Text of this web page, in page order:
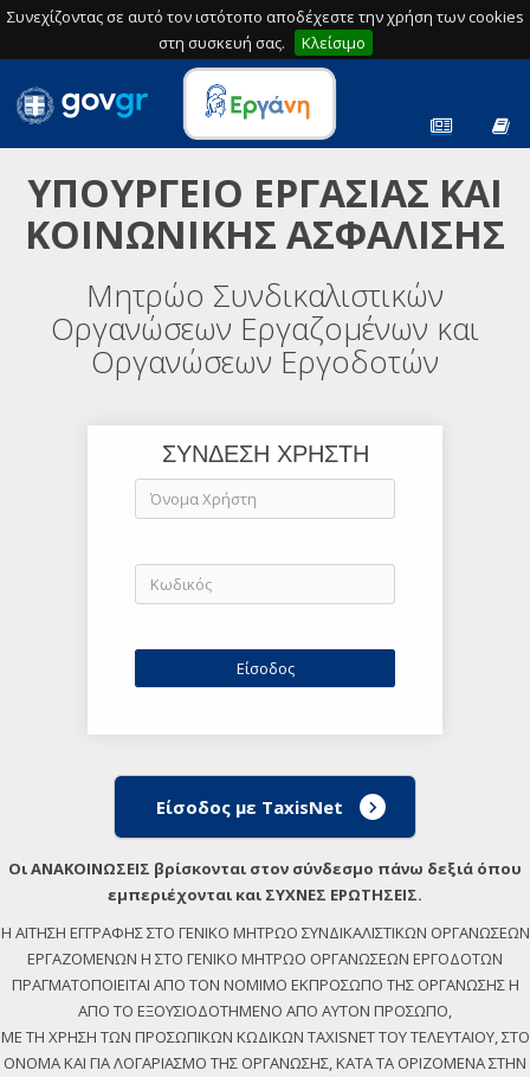
Συνεχίζοντας σε αυτό τον ιστότοπο αποδέχεστε την χρήση των cookies
στη συσκευή σας.
Κλείσιμο
ΥΠΟΥΡΓΕΙΟ ΕΡΓΑΣΙΑΣ ΚΑΙ
ΚΟΙΝΩΝΙΚΗΣ ΑΣΦΑΛΙΣΗΣ
Μητρώο Συνδικαλιστικών
Οργανώσεων Εργαζομένων και
Οργανώσεων Εργοδοτών
ΣΥΝΔΕΣΗ ΧΡΗΣΤΗ
Είσοδος με TaxisNet
Οι ΑΝΑΚΟΙΝΩΣΕΙΣ βρίσκονται στον σύνδεσμο πάνω δεξιά όπου
εμπεριέχονται και ΣΥΧΝΕΣ ΕΡΩΤΗΣΕΙΣ.
Η ΑΙΤΗΣΗ ΕΓΓΡΑΦΗΣ ΣΤΟ ΓΕΝΙΚΟ ΜΗΤΡΩΟ ΣΥΝΔΙΚΑΛΙΣΤΙΚΩΝ ΟΡΓΑΝΩΣΕΩΝ
ΕΡΓΑΖΟΜΕΝΩΝ Η ΣΤΟ ΓΕΝΙΚΟ ΜΗΤΡΩΟ ΟΡΓΑΝΩΣΕΩΝ ΕΡΓΟΔΟΤΩΝ
ΠΡΑΓΜΑΤΟΠΟΙΕΙΤΑΙ ΑΠΟ ΤΟΝ ΝΟΜΙΜΟ ΕΚΠΡΟΣΩΠΟ ΤΗΣ ΟΡΓΑΝΩΣΗΣ Η
ΑΠΟ ΤΟ ΕΞΟΥΣΙΟΔΟΤΗΜΕΝΟ ΑΠΟ ΑΥΤΟΝ ΠΡΟΣΩΠΟ,
ΜΕ ΤΗ ΧΡΗΣΗ ΤΩΝ ΠΡΟΣΩΠΙΚΩΝ ΚΩΔΙΚΩΝ TAXISNET ΤΟΥ ΤΕΛΕΥΤΑΙΟΥ, ΣΤΟ
ΟΝΟΜΑ ΚΑΙ ΓΙΑ ΛΟΓΑΡΙΑΣΜΟ ΤΗΣ ΟΡΓΑΝΩΣΗΣ, ΚΑΤΑ ΤΑ ΟΡΙΖΟΜΕΝΑ ΣΤΗΝ